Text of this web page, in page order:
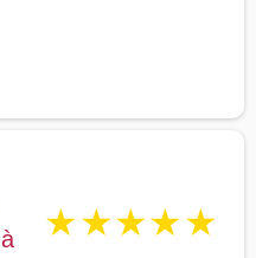
à
★★★★★